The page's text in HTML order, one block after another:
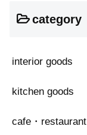
category
interior goods
kitchen goods
cafe・restaurant